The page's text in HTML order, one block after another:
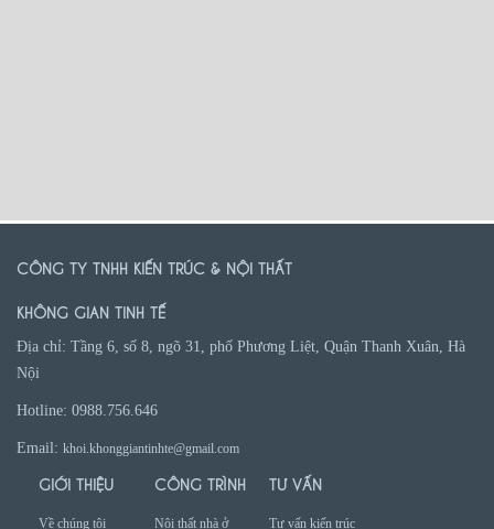
CÔNG TY TNHH KIẾN TRÚC & NỘI THẤT
KHÔNG GIAN TINH TẾ
Địa chỉ: Tầng 6, số 8, ngõ 31, phố Phương Liệt, Quận Thanh Xuân, Hà
Nội
Hotline: 0988.756.646
Email: khoi.khonggiantinhte@gmail.com
GIỚI THIỆU
Về chúng tôi
CÔNG TRÌNH
Nội thất nhà ở
TƯ VẤN
Tư vấn kiến trúc